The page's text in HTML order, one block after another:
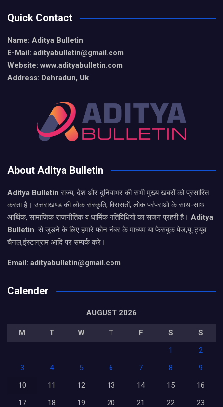
Quick Contact
Name: Aditya Bulletin
E-Mail: adityabulletin@gmail.com
Website: www.adityabulletin.com
Address: Dehradun, Uk
About Aditya Bulletin
Aditya Bulletinराज्य, देश और दुनियाभर की सभी मुख्य खबरों को प्रसारित
करता है। उत्तराखण्ड की लोक संस्कृति, विरासतों, लोक परंपराओ के साथ-साथ
आर्थिक, सामाजिक राजनीतिक व धार्मिक गतिविधियों का सजग प्रहरी है। Aditya
Bulletin से जुड़ने के लिए हमारे फोन नंबर के माध्यम या फेसबुक पेज,यू-ट्यूब
चैनल,इंस्टाग्राम आदि पर सम्पर्क करे।
Email: adityabulletin@gmail.com
Calender
AUGUST 2026
M T W T F S
S
1
2
3
4 5 6 7 8
9
10
11 12 13 14 15
16
17
18 19 20 21 22 23